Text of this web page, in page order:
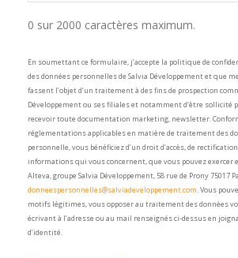
0 sur 2000 caractères maximum.
En soumettant ce formulaire, j’accepte la politique de
des données personnelles de Salvia Développement et que
fassent l’objet d’un traitement à des fins de prospection
Développement ou ses filiales et notamment d’être sollicité
recevoir toute documentation marketing, newsletter.
réglementations applicables en matière de traitement des
personnelle, vous bénéficiez d’un droit d’accès, de
informations qui vous concernent, que vous pouvez exercer
Alteva, groupe Salvia Développement, 58 rue de Prony 75017
donneespersonnelles@salviadeveloppement.com . Vous
motifs légitimes, vous opposer au traitement des données
écrivant à l’adresse ou au mail renseignés ci-dessus en
d’identité.